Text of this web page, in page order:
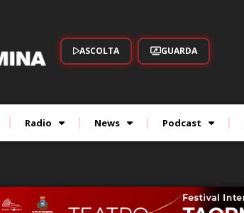
ASCOLTA GUARDA
Radio News Podcast